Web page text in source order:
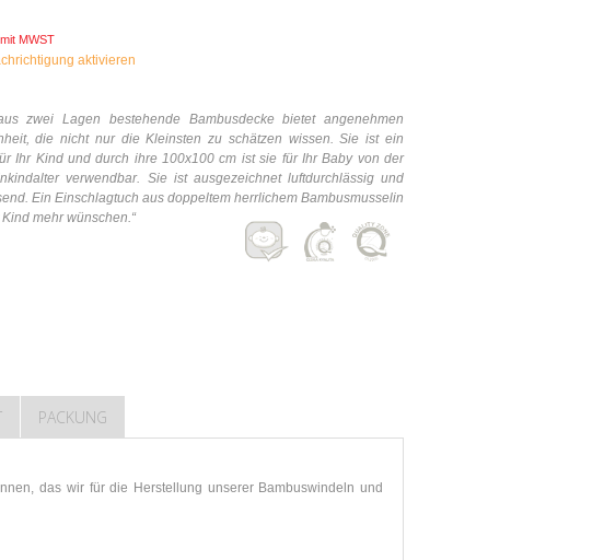
aktivieren
zwei Lagen bestehende Bambusdecke bietet angenehmen
die nicht nur die Kleinsten zu schätzen wissen. Sie ist ein
Ihr Kind und durch ihre 100x100 cm ist sie für Ihr Baby von der
verwendbar. Sie ist ausgezeichnet luftdurchlässig und
Ein Einschlagtuch aus doppeltem herrlichem Bambusmusselin
mehr wünschen.“
PACKUNG
das wir für die Herstellung unserer Bambuswindeln und